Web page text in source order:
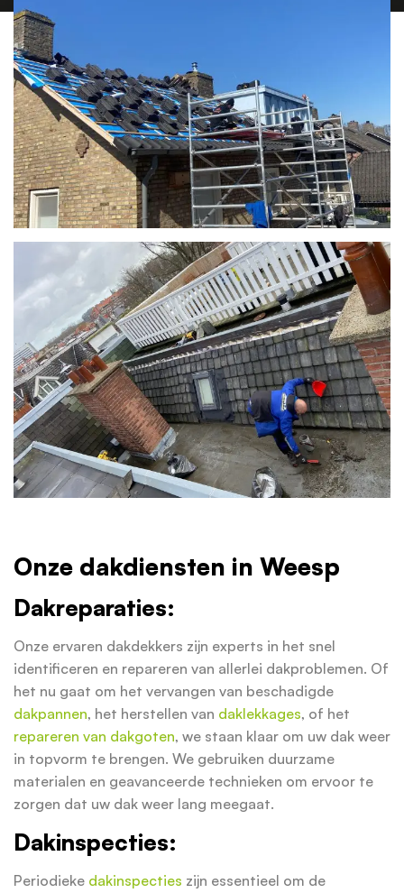
Onze dakdiensten in Weesp
Dakreparaties:
Onze ervaren dakdekkers zijn experts in het snel
identificeren en repareren van allerlei dakproblemen. Of
het nu gaat om het vervangen van beschadigde
dakpannen, het herstellen van daklekkages, of het
repareren van dakgoten, we staan klaar om uw dak weer
in topvorm te brengen. We gebruiken duurzame
materialen en geavanceerde technieken om ervoor te
zorgen dat uw dak weer lang meegaat.
Dakinspecties:
Periodieke dakinspecties zijn essentieel om de